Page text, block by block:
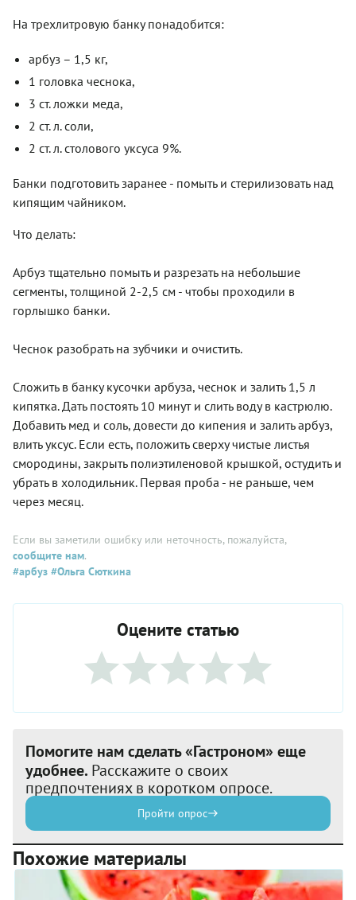
На трехлитровую банку понадобится:
арбуз – 1,5 кг,
1 головка чеснока,
3 ст. ложки меда,
2 ст. л. соли,
2 ст. л. столового уксуса 9%.
Банки подготовить заранее - помыть и стерилизовать над
кипящим чайником.
Что делать:
Арбуз тщательно помыть и разрезать на небольшие
сегменты, толщиной 2-2,5 см - чтобы проходили в
горлышко банки.
Чеснок разобрать на зубчики и очистить.
Сложить в банку кусочки арбуза, чеснок и залить 1,5 л
кипятка. Дать постоять 10 минут и слить воду в кастрюлю.
Добавить мед и соль, довести до кипения и залить арбуз,
влить уксус. Если есть, положить сверху чистые листья
смородины, закрыть полиэтиленовой крышкой, остудить и
убрать в холодильник. Первая проба - не раньше, чем
через месяц.
Если вы заметили ошибку или неточность, пожалуйста,
сообщите нам.
#арбуз #Ольга Сюткина
Оцените статью
Помогите нам сделать «Гастроном» еще
удобнее. Расскажите о своих
предпочтениях в коротком опросе.
Пройти опрос
Похожие материалы